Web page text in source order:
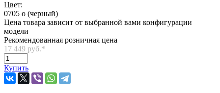
Цвет:
0705 o (черный)
Цена товара зависит от выбранной вами конфигурации
модели
Рекомендованная розничная цена
17 449 руб.*
Купить